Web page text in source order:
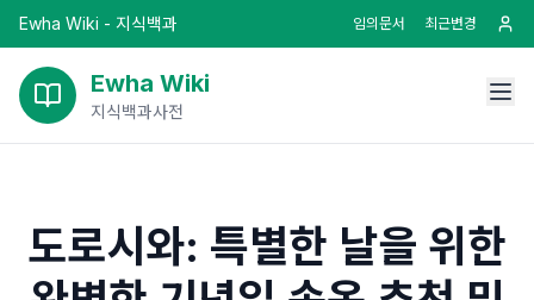
Ewha Wiki - 지식백과 임의문서 최근변경
Ewha Wiki
지식백과사전
도로시와: 특별한 날을 위한